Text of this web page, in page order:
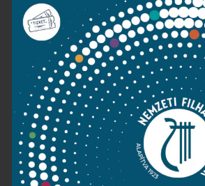
Sajtószoba
Adatvédelem
Impresszum
NEMZETI